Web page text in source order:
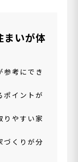
まいが体
参考にでき
ポイントが
りやすい家
づくりが分